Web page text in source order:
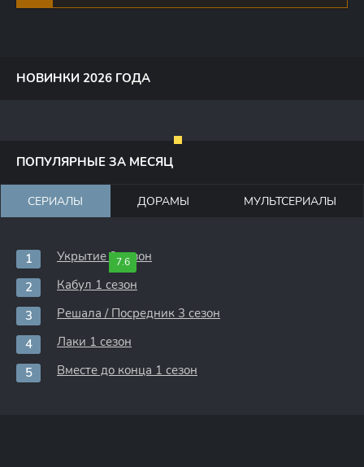
НОВИНКИ 2026 ГОДА
ПОПУЛЯРНЫЕ ЗА МЕСЯЦ
СЕРИАЛЫ ДОРАМЫ МУЛЬТСЕРИАЛЫ
7.6
Укрытие 3 сезон
Кабул 1 сезон
Решала / Посредник 3 сезон
Лаки 1 сезон
Вместе до конца 1 сезон